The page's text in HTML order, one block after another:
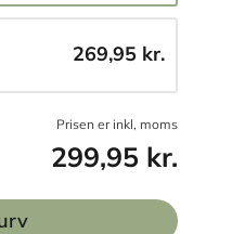
269,95 kr.
Prisen er inkl, moms
299,95 kr.